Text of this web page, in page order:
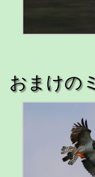
おまけの